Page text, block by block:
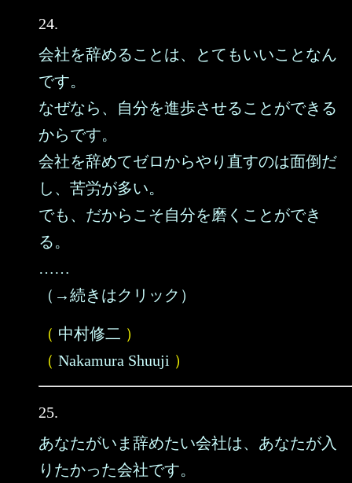
24.
会社を辞めることは、とてもいいことなん
です。
なぜなら、自分を進歩させることができる
からです。
会社を辞めてゼロからやり直すのは面倒だ
し、苦労が多い。
でも、だからこそ自分を磨くことができ
る。
……
（→続きはクリック）
（ 中村修二 ）
（ Nakamura Shuuji ）
25.
あなたがいま辞めたい会社は、あなたが入
りたかった会社です。